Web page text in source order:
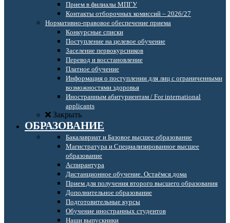
Прием в филиалы МПГУ
Контакты отборочных комиссий – 2026/27
Нормативно-правовое обеспечение приема
Конкурсные списки
Поступление на целевое обучение
Заселение первокурсников
Перевод и восстановление
Платное обучение
Информация о поступлении для лиц с ограниченными
возможностями здоровья
Иностранным абитуриентам / For international
applicants
Закрыть
ОБРАЗОВАНИЕ
Бакалавриат и Базовое высшее образование
Магистратура и Специализированное высшее
образование
Аспирантура
Дистанционное обучение. Остаёмся дома
Прием для получения второго высшего образования
Дополнительное образование
Подготовительные курсы
Обучение иностранных студентов
Наши выпускники